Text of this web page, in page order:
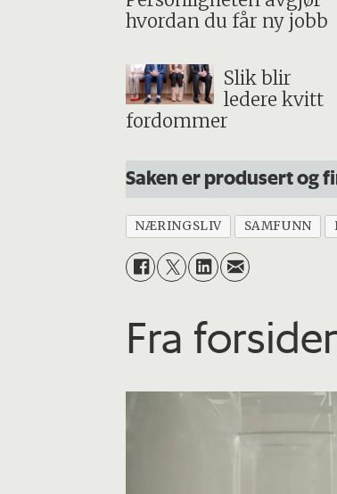
hvordan du får ny jobb
Slik blir
ledere kvitt
fordommer
Saken er produsert og
NÆRINGSLIV SAMFUNN
Fra